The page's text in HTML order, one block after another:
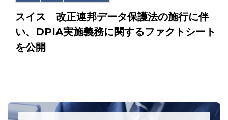
スイス 改正連邦データ保護法の施行に伴
い、DPIA実施義務に関するファクトシート
を公開